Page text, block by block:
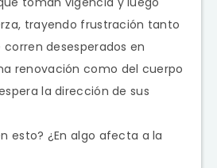
trayendo frustración tanto
desesperados en
renovación como del cuerpo
la dirección de sus
esto? ¿En algo afecta a la